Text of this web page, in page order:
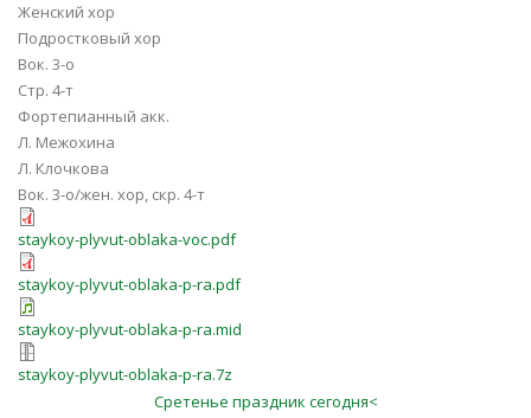
Женский хор
Подростковый хор
Вок. 3-о
Стр. 4-т
Фортепианный акк.
Л. Межохина
Л. Клочкова
Вок. 3-о/жен. хор, скр. 4-т
staykoy-plyvut-oblaka-voc.pdf
staykoy-plyvut-oblaka-p-ra.pdf
staykoy-plyvut-oblaka-p-ra.mid
staykoy-plyvut-oblaka-p-ra.7z
Сретенье праздник сегодня<